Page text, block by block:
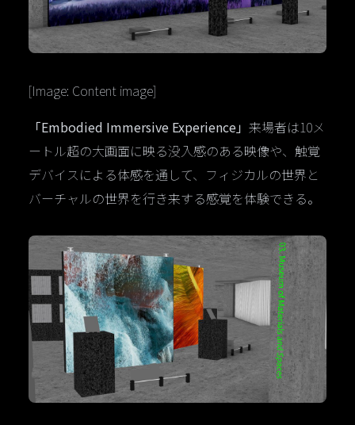
[Image: Content image]
「Embodied Immersive Experience」 来場者は10メ
ートル超の大画面に映る没入感のある映像や、触覚
デバイスによる体感を通して、フィジカルの世界と
バーチャルの世界を行き来する感覚を体験できる。